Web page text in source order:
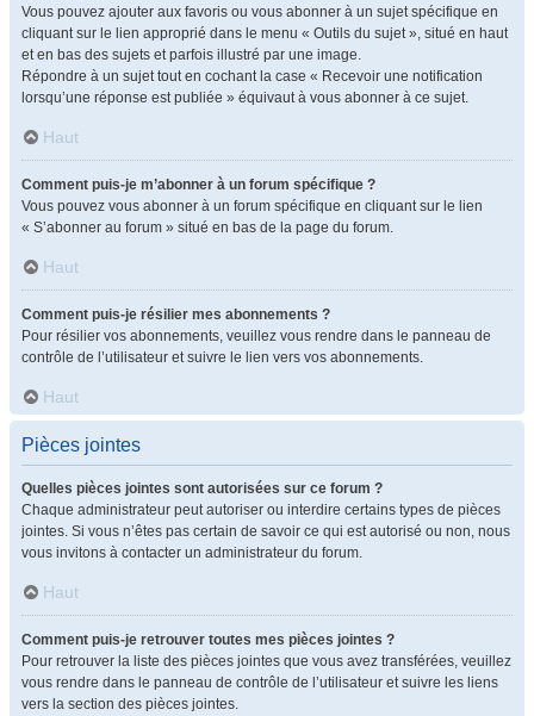
Vous pouvez ajouter aux favoris ou vous abonner à un sujet spécifique en
cliquant sur le lien approprié dans le menu « Outils du sujet », situé en haut
et en bas des sujets et parfois illustré par une image.
Répondre à un sujet tout en cochant la case « Recevoir une notification
lorsqu’une réponse est publiée » équivaut à vous abonner à ce sujet.
Haut
Comment puis-je m’abonner à un forum spécifique ?
Vous pouvez vous abonner à un forum spécifique en cliquant sur le lien
« S’abonner au forum » situé en bas de la page du forum.
Haut
Comment puis-je résilier mes abonnements ?
Pour résilier vos abonnements, veuillez vous rendre dans le panneau de
contrôle de l’utilisateur et suivre le lien vers vos abonnements.
Haut
Pièces jointes
Quelles pièces jointes sont autorisées sur ce forum ?
Chaque administrateur peut autoriser ou interdire certains types de pièces
jointes. Si vous n’êtes pas certain de savoir ce qui est autorisé ou non, nous
vous invitons à contacter un administrateur du forum.
Haut
Comment puis-je retrouver toutes mes pièces jointes ?
Pour retrouver la liste des pièces jointes que vous avez transférées, veuillez
vous rendre dans le panneau de contrôle de l’utilisateur et suivre les liens
vers la section des pièces jointes.